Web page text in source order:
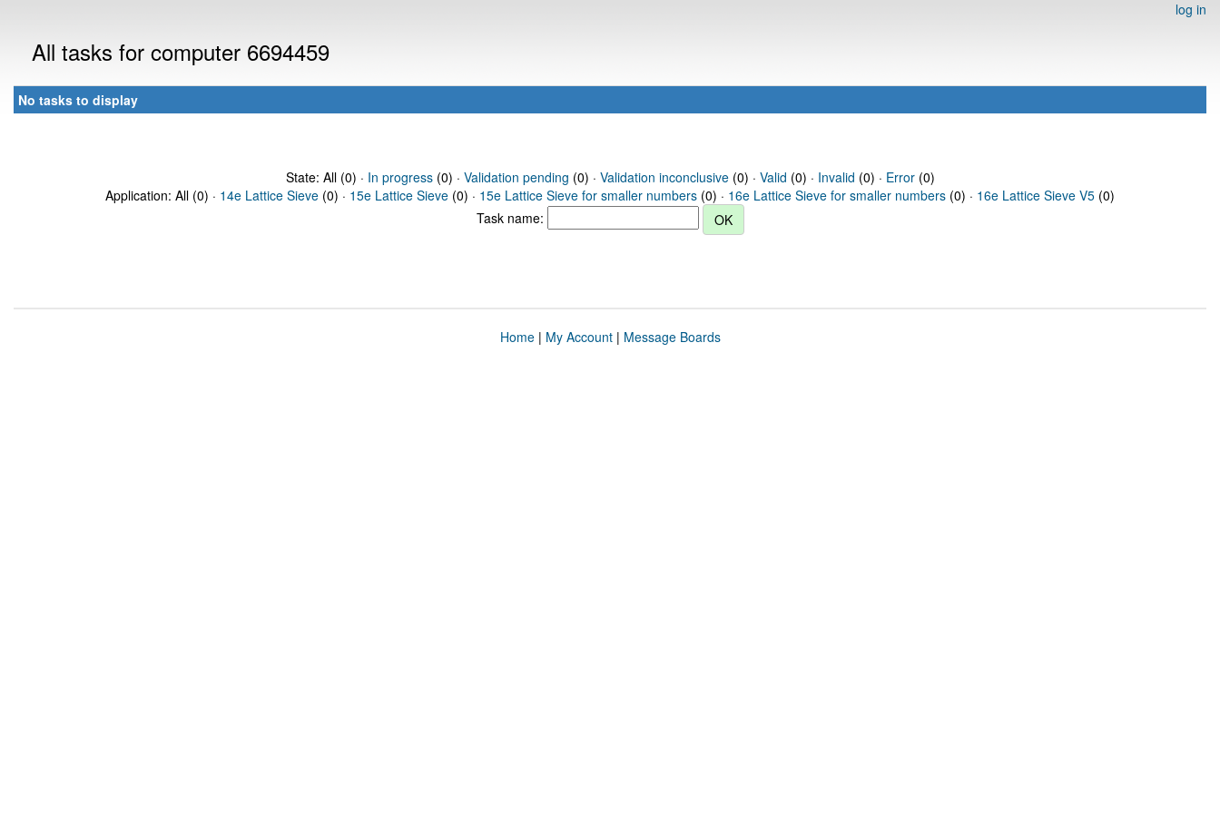
log in
All tasks for computer 6694459
No tasks to display
State: All (0) · In progress(0) · Validation pending (0) · Validation inconclusive(0) · Valid (0) · Invalid (0) · Error(0)
Application: All (0) · 14e Lattice Sieve (0) · 15e Lattice Sieve (0) · 15e Lattice Sieve for smaller numbers (0) · 16e Lattice Sieve for smaller numbers (0) · 16e Lattice Sieve V5 (0)
Task name:
Home| My Account| Message Boards